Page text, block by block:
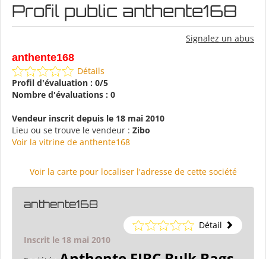
Profil public anthente168
Signalez un abus
anthente168
Détails
Profil d'évaluation : 0/5
Nombre d'évaluations : 0
Vendeur inscrit depuis le 18 mai 2010
Lieu ou se trouve le vendeur : Zibo
Voir la vitrine de anthente168
Voir la carte pour localiser l'adresse de cette société
anthente168
Détail
Inscrit le 18 mai 2010